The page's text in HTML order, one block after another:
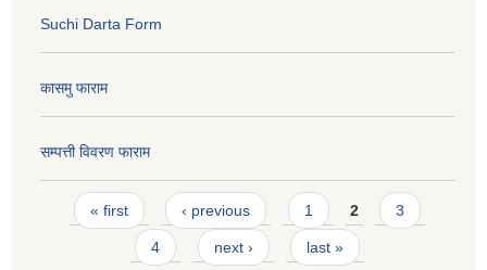
Suchi Darta Form
कासमु फाराम
सम्पत्ती विवरण फाराम
Pages
« first ‹ previous 1 2 3
4 next › last »